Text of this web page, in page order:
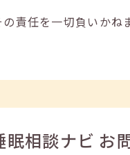
責任を一切負いかね
眠相談ナビ お